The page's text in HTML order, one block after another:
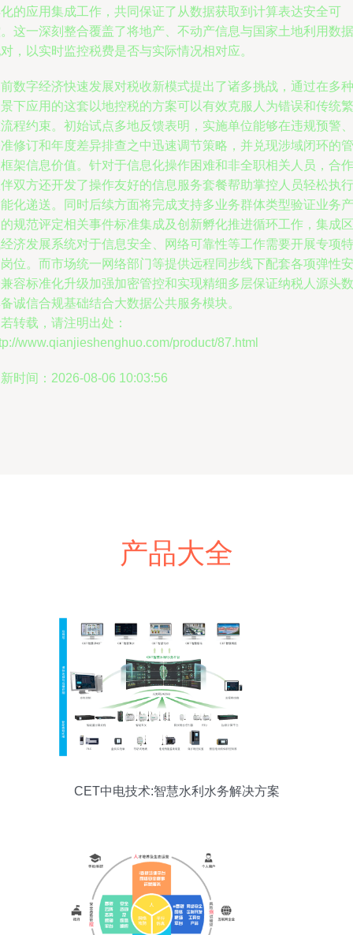
的应用集成工作，共同保证了从数据获取到计算表达安全可
这一深刻整合覆盖了将地产、不动产信息与国家土地利用数据
，以实时监控税费是否与实际情况相对应。
数字经济快速发展对税收新模式提出了诸多挑战，通过在多种
下应用的这套以地控税的方案可以有效克服人为错误和传统繁
程约束。初始试点多地反馈表明，实施单位能够在违规预警、
修订和年度差异排查之中迅速调节策略，并兑现涉域闭环的管
架信息价值。针对于信息化操作困难和非全职相关人员，合作
双方还开发了操作友好的信息服务套餐帮助掌控人员轻松执行
化递送。同时后续方面将完成支持多业务群体类型验证业务产
规范评定相关事件标准集成及创新孵化推进循环工作，集成区
济发展系统对于信息安全、网络可靠性等工作需要开展专项特
位。而市场统一网络部门等提供远程同步线下配套各项弹性安
容标准化升级加强加密管控和实现精细多层保证纳税人源头数
诚信合规基础结合大数据公共服务模块。
转载，请注明出处：
www.qianjieshenghuo.com/product/87.html
时间：2026-08-06 10:03:56
产品大全
CET中电技术:智慧水利水务解决方案